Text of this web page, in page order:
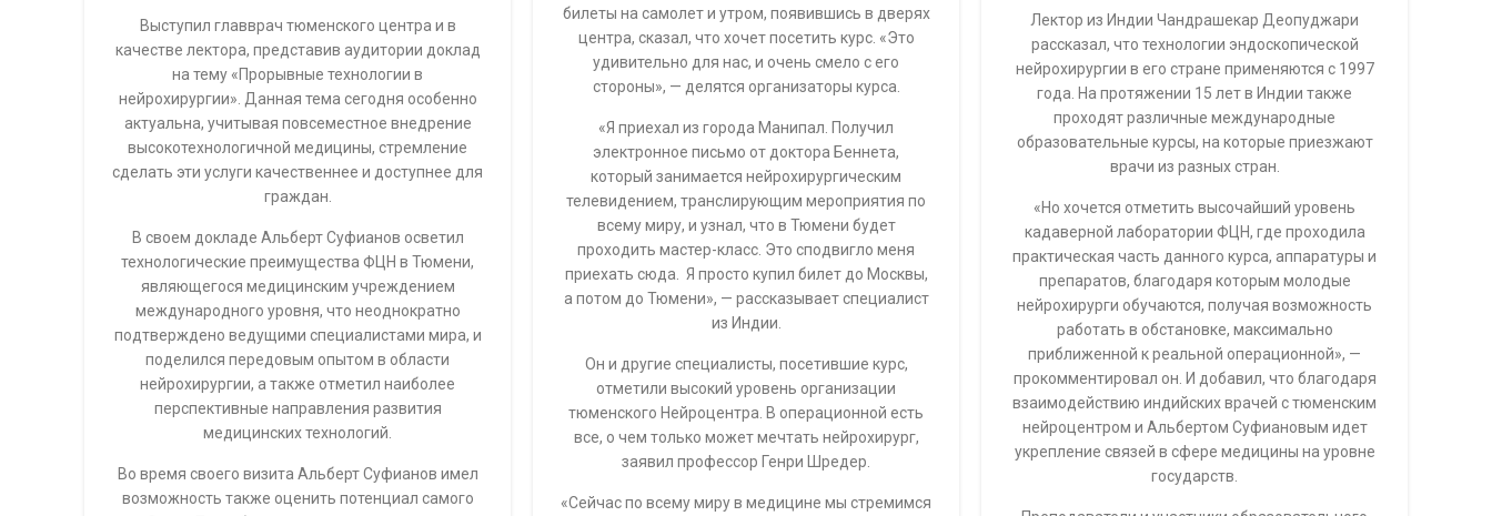
Выступил главврач тюменского центра и в
качестве лектора, представив аудитории доклад
на тему «Прорывные технологии в
нейрохирургии». Данная тема сегодня особенно
актуальна, учитывая повсеместное внедрение
высокотехнологичной медицины, стремление
сделать эти услуги качественнее и доступнее для
граждан.
В своем докладе Альберт Суфианов осветил
технологические преимущества ФЦН в Тюмени,
являющегося медицинским учреждением
международного уровня, что неоднократно
подтверждено ведущими специалистами мира, и
поделился передовым опытом в области
нейрохирургии, а также отметил наиболее
перспективные направления развития
медицинских технологий.
Во время своего визита Альберт Суфианов имел
возможность также оценить потенциал самого
билеты на самолет и утром, появившись в дверях
центра, сказал, что хочет посетить курс. «Это
удивительно для нас, и очень смело с его
стороны», — делятся организаторы курса.
«Я приехал из города Манипал. Получил
электронное письмо от доктора Беннета,
который занимается нейрохирургическим
телевидением, транслирующим мероприятия по
всему миру, и узнал, что в Тюмени будет
проходить мастер-класс. Это сподвигло меня
приехать сюда. Я просто купил билет до Москвы,
а потом до Тюмени», — рассказывает специалист
из Индии.
Он и другие специалисты, посетившие курс,
отметили высокий уровень организации
тюменского Нейроцентра. В операционной есть
все, о чем только может мечтать нейрохирург,
заявил профессор Генри Шредер.
«Сейчас по всему миру в медицине мы стремимся
Лектор из Индии Чандрашекар Деопуджари
рассказал, что технологии эндоскопической
нейрохирургии в его стране применяются с 1997
года. На протяжении 15 лет в Индии также
проходят различные международные
образовательные курсы, на которые приезжают
врачи из разных стран.
«Но хочется отметить высочайший уровень
кадаверной лаборатории ФЦН, где проходила
практическая часть данного курса, аппаратуры и
препаратов, благодаря которым молодые
нейрохирурги обучаются, получая возможность
работать в обстановке, максимально
приближенной к реальной операционной», —
прокомментировал он. И добавил, что благодаря
взаимодействию индийских врачей с тюменским
нейроцентром и Альбертом Суфиановым идет
укрепление связей в сфере медицины на уровне
государств.